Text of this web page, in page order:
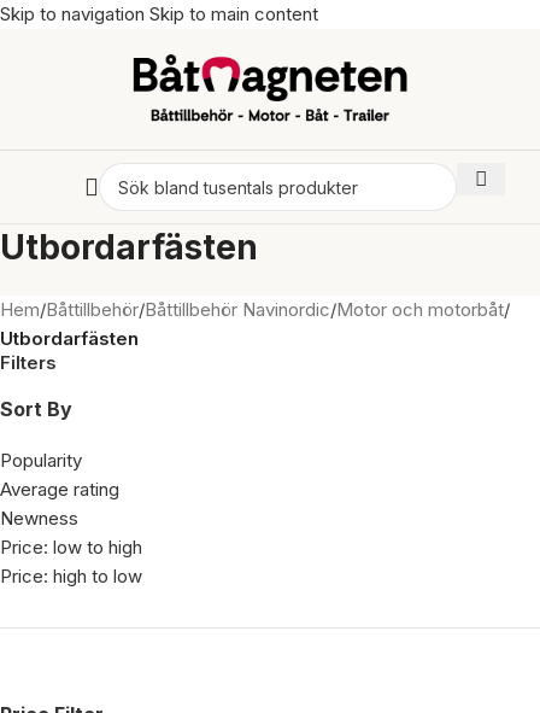
Skip to navigation Skip to main content
Utbordarfästen
Hem/Båttillbehör/Båttillbehör Navinordic/Motor och motorbåt/
Utbordarfästen
Filters
Sort By
Popularity
Average rating
Newness
Price: low to high
Price: high to low